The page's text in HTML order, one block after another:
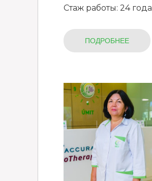
Стаж работы: 24 года
ПОДРОБНЕЕ